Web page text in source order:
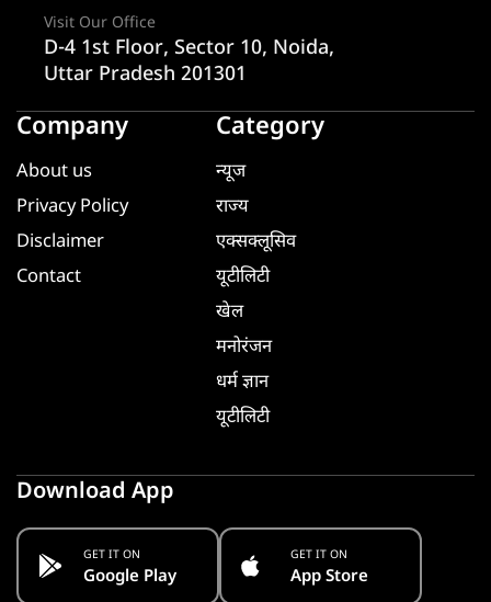
Visit Our Office
D-4 1st Floor, Sector 10, Noida,
Uttar Pradesh 201301
Company
About us
Privacy Policy
Disclaimer
Contact
Category
न्यूज
राज्य
एक्सक्लूसिव
यूटीलिटी
खेल
मनोरंजन
धर्म ज्ञान
यूटीलिटी
Download App
GET IT ON
Google Play
GET IT ON
App Store